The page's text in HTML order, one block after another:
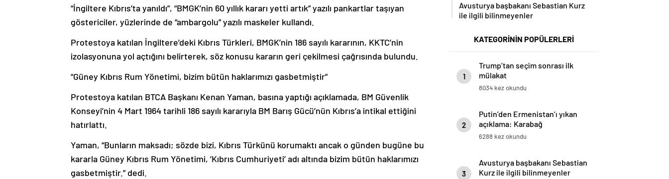
“İngiltere Kıbrıs’ta yanıldı”, “BMGK’nin 60 yıllık kararı yetti artık” yazılı pankartlar taşıyan
göstericiler, yüzlerinde de “ambargolu” yazılı maskeler kullandı.
Protestoya katılan İngiltere’deki Kıbrıs Türkleri, BMGK’nin 186 sayılı kararının, KKTC’nin
izolasyonuna yol açtığını belirterek, söz konusu kararın geri çekilmesi çağrısında bulundu.
“Güney Kıbrıs Rum Yönetimi, bizim bütün haklarımızı gasbetmiştir”
Protestoya katılan BTCA Başkanı Kenan Yaman, basına yaptığı açıklamada, BM Güvenlik
Konseyi’nin 4 Mart 1964 tarihli 186 sayılı kararıyla BM Barış Gücü’nün Kıbrıs’a intikal ettiğini
hatırlattı.
Yaman, “Bunların maksadı; sözde bizi, Kıbrıs Türkünü korumaktı ancak o günden bugüne bu
kararla Güney Kıbrıs Rum Yönetimi, ‘Kıbrıs Cumhuriyeti’ adı altında bizim bütün haklarımızı
gasbetmiştir.” dedi.
Avusturya başbakanı Sebastian Kurz
ile ilgili bilinmeyenler
KATEGORİNİN POPÜLERLERİ
1
Trump’tan seçim sonrası ilk
mülakat
8034 kez okundu
2
Putin’den Ermenistan’ı yıkan
açıklama: Karabağ
Azerbaycan’ın ayrılmaz bir
6288 kez okundu
3
Avusturya başbakanı Sebastian
Kurz ile ilgili bilinmeyenler